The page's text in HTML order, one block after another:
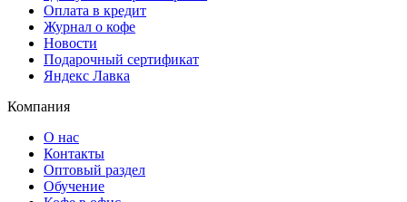
Оплата в кредит
Журнал о кофе
Новости
Подарочный сертификат
Яндекс Лавка
Компания
О нас
Контакты
Оптовый раздел
Обучение